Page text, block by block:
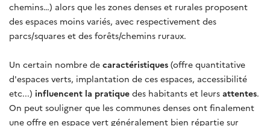
chemins…) alors que les zones denses et rurales proposent
des espaces moins variés, avec respectivement des
parcs/squares et des forêts/chemins ruraux.
Un certain nombre de caractéristiques (offre quantitative
d'espaces verts, implantation de ces espaces, accessibilité
etc...) influencent la pratique des habitants et leurs attentes.
On peut souligner que les communes denses ont finalement
une offre en espace vert généralement bien répartie sur